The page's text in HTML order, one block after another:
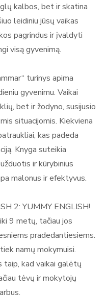
kalbos, bet ir skatina
leidiniu jūsų vaikas
pagrindus ir įvaldyti
visą gyvenimą.
turinys apima
gyvenimu. Vaikai
bet ir žodyno, susijusio
situacijomis. Kiekviena
kas padeda
Knyga suteikia
ir kūrybinius
malonus ir efektyvus.
2: YUMMY ENGLISH!
9 metų, tačiau jos
pradedantiesiems.
namų mokymuisi.
taip, kad vaikai galėtų
tėvų ir mokytojų